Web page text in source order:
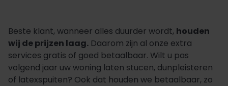
Beste klant, wanneer alles duurder wordt, houden
wij de prijzen laag. Daarom zijn al onze extra
services gratis of goed betaalbaar. Wilt u pas
volgend jaar uw woning laten stucen, dunpleisteren
of latexspuiten? Ook dat houden we betaalbaar, zo